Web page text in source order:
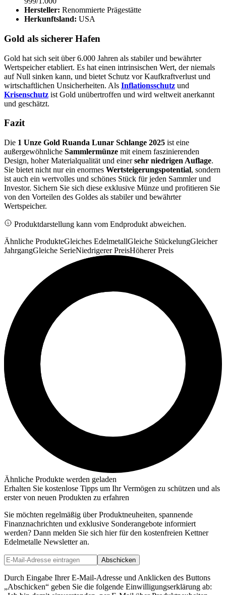
Hersteller: Renommierte Prägestätte
Herkunftsland: USA
Gold als sicherer Hafen
Gold hat sich seit über 6.000 Jahren als stabiler und bewährter
Wertspeicher etabliert. Es hat einen intrinsischen Wert, der niemals
auf Null sinken kann, und bietet Schutz vor Kaufkraftverlust und
wirtschaftlichen Unsicherheiten. Als Inflationsschutz und
Krisenschutz ist Gold unübertroffen und wird weltweit anerkannt
und geschätzt.
Fazit
Die 1 Unze Gold Ruanda Lunar Schlange 2025 ist eine
außergewöhnliche Sammlermünze mit einem faszinierenden
Design, hoher Materialqualität und einersehr niedrigen Auflage.
Sie bietet nicht nur ein enormes Wertsteigerungspotential, sondern
ist auch ein wertvolles und schönes Stück für jeden Sammler und
Investor. Sichern Sie sich diese exklusive Münze und profitieren Sie
von den Vorteilen des Goldes als stabiler und bewährter
Wertspeicher.
Produktdarstellung kann vom Endprodukt abweichen.
Ähnliche ProdukteGleiches EdelmetallGleiche StückelungGleicher
JahrgangGleiche SerieNiedrigerer PreisHöherer Preis
Ähnliche Produkte werden geladen
Erhalten Sie kostenlose Tipps um Ihr Vermögen zu schützen und als
erster von neuen Produkten zu erfahren
Sie möchten regelmäßig über Produktneuheiten, spannende
Finanznachrichten und exklusive Sonderangebote informiert
werden? Dann melden Sie sich hier für den kostenfreien Kettner
Edelmetalle Newsletter an.
Abschicken
Durch Eingabe Ihrer E-Mail-Adresse und Anklicken des Buttons
„Abschicken“ geben Sie die folgende Einwilligungserklärung ab: